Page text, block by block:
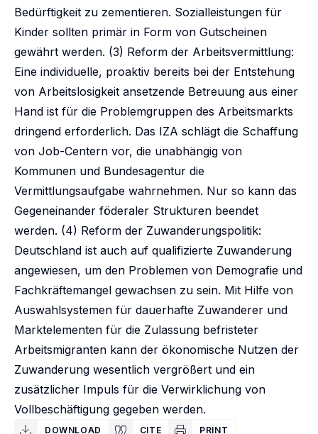
Bedürftigkeit zu zementieren. Sozialleistungen für
Kinder sollten primär in Form von Gutscheinen
gewährt werden. (3) Reform der Arbeitsvermittlung:
Eine individuelle, proaktiv bereits bei der Entstehung
von Arbeitslosigkeit ansetzende Betreuung aus einer
Hand ist für die Problemgruppen des Arbeitsmarkts
dringend erforderlich. Das IZA schlägt die Schaffung
von Job-Centern vor, die unabhängig von
Kommunen und Bundesagentur die
Vermittlungsaufgabe wahrnehmen. Nur so kann das
Gegeneinander föderaler Strukturen beendet
werden. (4) Reform der Zuwanderungspolitik:
Deutschland ist auch auf qualifizierte Zuwanderung
angewiesen, um den Problemen von Demografie und
Fachkräftemangel gewachsen zu sein. Mit Hilfe von
Auswahlsystemen für dauerhafte Zuwanderer und
Marktelementen für die Zulassung befristeter
Arbeitsmigranten kann der ökonomische Nutzen der
Zuwanderung wesentlich vergrößert und ein
zusätzlicher Impuls für die Verwirklichung von
Vollbeschäftigung gegeben werden.
DOWNLOAD CITE PRINT